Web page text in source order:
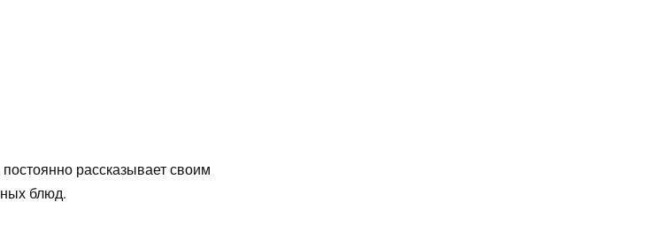
рассказывает своим
блюд.